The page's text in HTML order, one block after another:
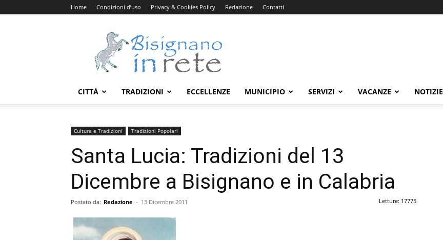
Home Condizioni d’uso Privacy & Cookies Policy Redazione Contatti
Bisignanoinrete.com
CITTÀ TRADIZIONI ECCELLENZE MUNICIPIO SERVIZI VACANZE NOTIZIE
Cultura e Tradizioni Tradizioni Popolari
Santa Lucia: Tradizioni del 13
Dicembre a Bisignano e in Calabria
Postato da: Redazione - 13 Dicembre 2011 Letture: 17775